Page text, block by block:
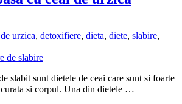
urzica, detoxifiere, dieta, diete, slabire,
de slabire
slabit sunt dietele de ceai care sunt si foarte
curata si corpul. Una din dietele …